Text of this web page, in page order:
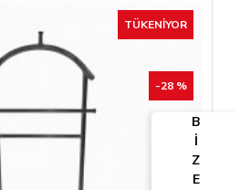
TÜKENIYOR
-25 %
B
İ
Z
E